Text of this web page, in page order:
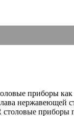
приборы
нержавеющей
приборы